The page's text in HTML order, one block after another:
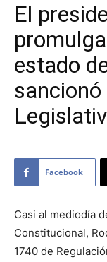
El
estado
Facebook
Casi al mediodía
Constitucional,
1740 de